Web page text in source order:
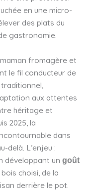
en une micro-
des plats du
gastronomie.
fromagère et
le fil conducteur de
aux attentes
héritage et
2025, la
dans
delà. L’enjeu :
développant un goût
choisi, de la
derrière le pot.